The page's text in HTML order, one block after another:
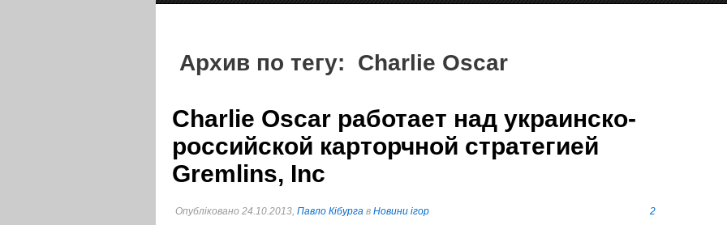
Архив по тегу: Charlie Oscar
Charlie Oscar работает над украинско-
российской карторчной стратегией
Gremlins, Inc
Опубліковано 24.10.2013, Павло Кібурга в Новини ігор 2